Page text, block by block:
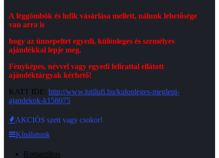
A léggömbök és lufik vásárlása mellett, nálunk lehetősége
van arra is
hogy az ünnepeltet egyedi, különleges és személyes
ajándékkal lepje meg.
Fényképes, névvel vagy egyedi felirattal ellátott
ajándéktárgyak kérhető!
KATT IDE: http://www.tutilufi.hu/kulonleges-meglepi-
ajandekok-k158075
AKCIÓS szett vagy csokor!
Kínálatunk
Romantikus